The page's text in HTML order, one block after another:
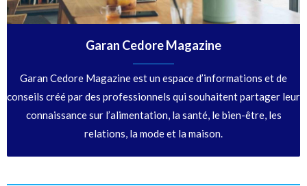
Garan Cedore Magazine
Garan Cedore Magazine est un espace d’informations et de
conseils créé par des professionnels qui souhaitent partager leur
connaissance sur l’alimentation, la santé, le bien-être, les
relations, la mode et la maison.